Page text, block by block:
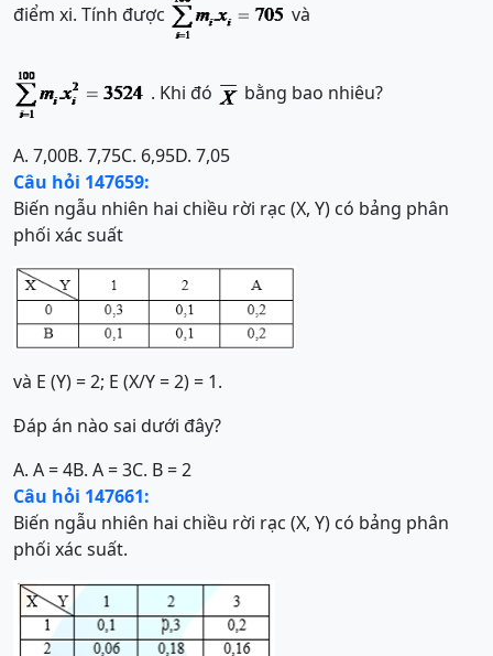
điểm xi. Tính được
và
. Khi đó bằng bao nhiêu?
A. 7,00B. 7,75C. 6,95D. 7,05
Câu hỏi 147659:
Biến ngẫu nhiên hai chiều rời rạc (X, Y) có bảng phân
phối xác suất
và E (Y) = 2; E (X/Y = 2) = 1.
Đáp án nào sai dưới đây?
A. A = 4B. A = 3C. B = 2
Câu hỏi 147661:
Biến ngẫu nhiên hai chiều rời rạc (X, Y) có bảng phân
phối xác suất.